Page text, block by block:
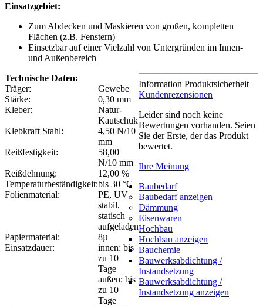
Einsatzgebiet:
Zum Abdecken und Maskieren von großen, kompletten
Flächen (z.B. Fenstern)
Einsetzbar auf einer Vielzahl von Untergründen im Innen-
und Außenbereich
Technische Daten:
Träger:
Gewebe
Stärke:
0,30 mm
Kleber:
Natur-
Kautschuk
Klebkraft Stahl:
4,50 N/10
mm
Reißfestigkeit:
58,00
N/10 mm
Reißdehnung:
12,00 %
Temperaturbeständigkeit:bis 30 °C
Folienmaterial:
PE, UV
stabil,
statisch
aufgeladen
Papiermaterial:
8µ
Einsatzdauer:
innen: bis
zu 10
Tage
außen: bis
zu 10
Tage
Information Produktsicherheit
Kundenrezensionen
Leider sind noch keine
Bewertungen vorhanden. Seien
Sie der Erste, der das Produkt
bewertet.
Ihre Meinung
Baubedarf
Baubedarf anzeigen
Dämmung
Eisenwaren
Hochbau
Hochbau anzeigen
Bauchemie
Bauwerksabdichtung /
Instandsetzung
Bauwerksabdichtung /
Instandsetzung anzeigen